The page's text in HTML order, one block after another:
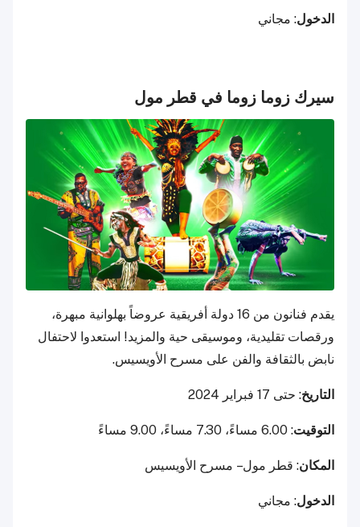
الدخول: مجاني
سيرك زوما زوما في قطر مول
يقدم فنانون من 16 دولة أفريقية عروضاً بهلوانية مبهرة،
ورقصات تقليدية، وموسيقى حية والمزيد! استعدوا لاحتفال
نابض بالثقافة والفن على مسرح الأويسيس.
التاريخ: حتى 17 فبراير 2024
التوقيت: 6.00 مساءً، 7.30 مساءً، 9.00 مساءً
المكان: قطر مول – مسرح الأويسيس
الدخول: مجاني